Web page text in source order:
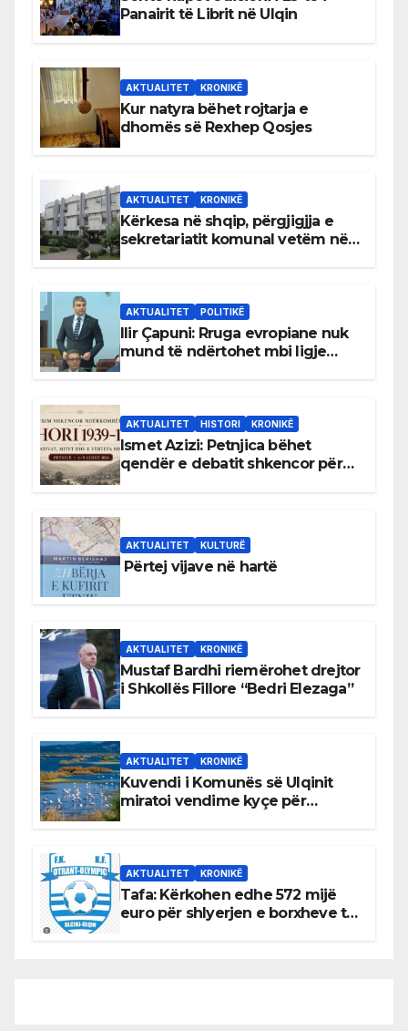
Panairit të Librit në Ulqin
AKTUALITET KRONIKË
Kur natyra bëhet rojtarja e
dhomës së Rexhep Qosjes
AKTUALITET KRONIKË
Kërkesa në shqip, përgjigjja e
sekretariatit komunal vetëm në
AKTUALITET POLITIKË
Ilir Çapuni: Rruga evropiane nuk
mund të ndërtohet mbi ligje
AKTUALITET HISTORI KRONIKË
Ismet Azizi: Petnjica bëhet
qendër e debatit shkencor për
AKTUALITET KULTURË
Përtej vijave në hartë
AKTUALITET KRONIKË
Mustaf Bardhi riemërohet drejtor
i Shkollës Fillore “Bedri Elezaga”
AKTUALITET KRONIKË
Kuvendi i Komunës së Ulqinit
miratoi vendime kyçe për
AKTUALITET KRONIKË
Tafa: Kërkohen edhe 572 mijë
euro për shlyerjen e borxheve të